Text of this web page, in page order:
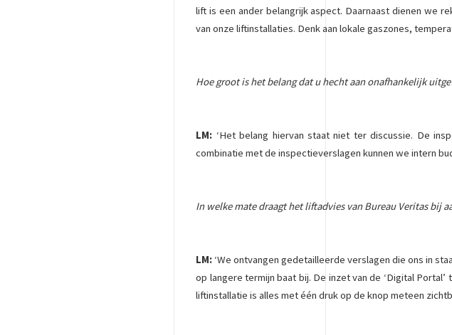
lift is een ander belangrijk aspect. Daarnaast dienen we
van onze liftinstallaties. Denk aan lokale gaszones,
Hoe groot is het belang dat u hecht aan onafhankelijk
LM: ‘Het belang hiervan staat niet ter discussie. De
combinatie met de inspectieverslagen kunnen we intern
In welke mate draagt het liftadvies van Bureau Veritas bij
LM: ‘We ontvangen gedetailleerde verslagen die ons in
op langere termijn baat bij. De inzet van de ‘Digital
liftinstallatie is alles met één druk op de knop meteen